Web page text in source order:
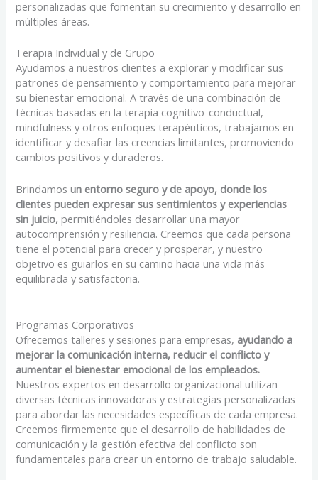
personalizadas que fomentan su crecimiento y desarrollo en
múltiples áreas.
Terapia Individual y de Grupo
Ayudamos a nuestros clientes a explorar y modificar sus
patrones de pensamiento y comportamiento para mejorar
su bienestar emocional. A través de una combinación de
técnicas basadas en la terapia cognitivo-conductual,
mindfulness y otros enfoques terapéuticos, trabajamos en
identificar y desafiar las creencias limitantes, promoviendo
cambios positivos y duraderos.
Brindamosun entorno seguro y de apoyo, donde los
clientes pueden expresar sus sentimientos y experiencias
sin juicio, permitiéndoles desarrollar una mayor
autocomprensión y resiliencia. Creemos que cada persona
tiene el potencial para crecer y prosperar, y nuestro
objetivo es guiarlos en su camino hacia una vida más
equilibrada y satisfactoria.
Programas Corporativos
Ofrecemos talleres y sesiones para empresas, ayudando a
mejorar la comunicación interna, reducir el conflicto y
aumentar el bienestar emocional de los empleados.
Nuestros expertos en desarrollo organizacional utilizan
diversas técnicas innovadoras y estrategias personalizadas
para abordar las necesidades específicas de cada empresa.
Creemos firmemente que el desarrollo de habilidades de
comunicación y la gestión efectiva del conflicto son
fundamentales para crear un entorno de trabajo saludable.